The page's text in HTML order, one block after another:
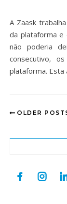
A Zaask trabalha para alcançar cada vez mais a qualidade
da plataforma e
não poderia
consecutivo,
plataforma. Esta
OLDER
facebook